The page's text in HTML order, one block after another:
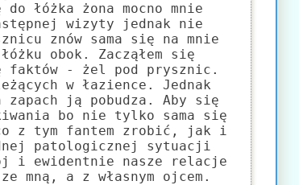
łóżka żona mocno mnie
wizyty jednak nie
znów sama się na mnie
obok. Zacząłem się
faktów - żel pod prysznic.
w łazience. Jednak
ją pobudza. Aby się
bo nie tylko sama się
z tym fantem zrobić, jak i
patologicznej sytuacji
i ewidentnie nasze relacje
mną, a z własnym ojcem.